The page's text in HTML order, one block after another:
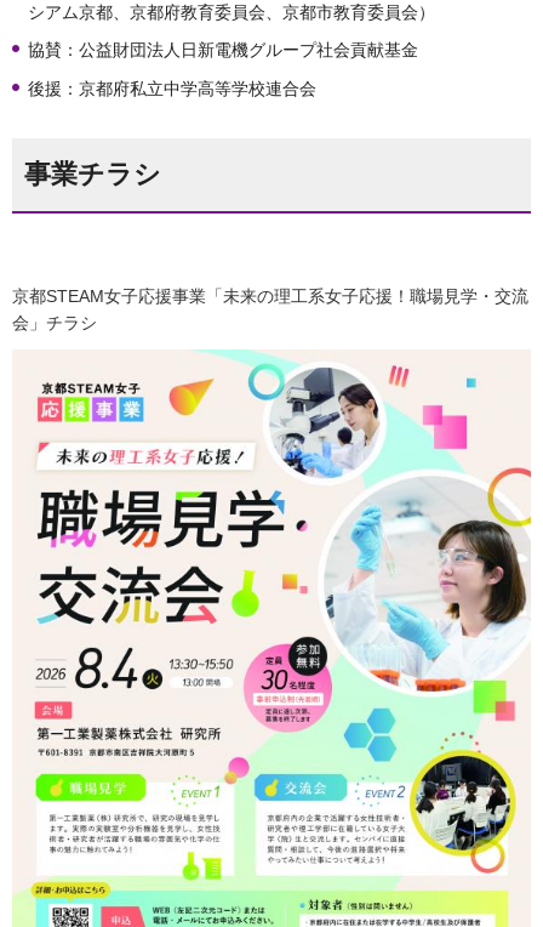
シアム京都、京都府教育委員会、京都市教育委員会）
協賛：公益財団法人日新電機グループ社会貢献基金
後援：京都府私立中学高等学校連合会
事業チラシ
京都STEAM女子応援事業「未来の理工系女子応援！職場見学・交流
会」チラシ